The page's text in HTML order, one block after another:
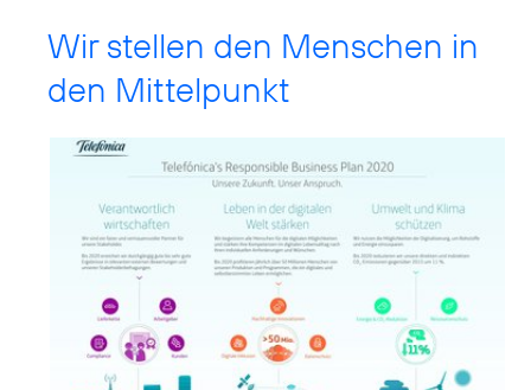
Wir stellen den Menschen in
den Mittelpunkt